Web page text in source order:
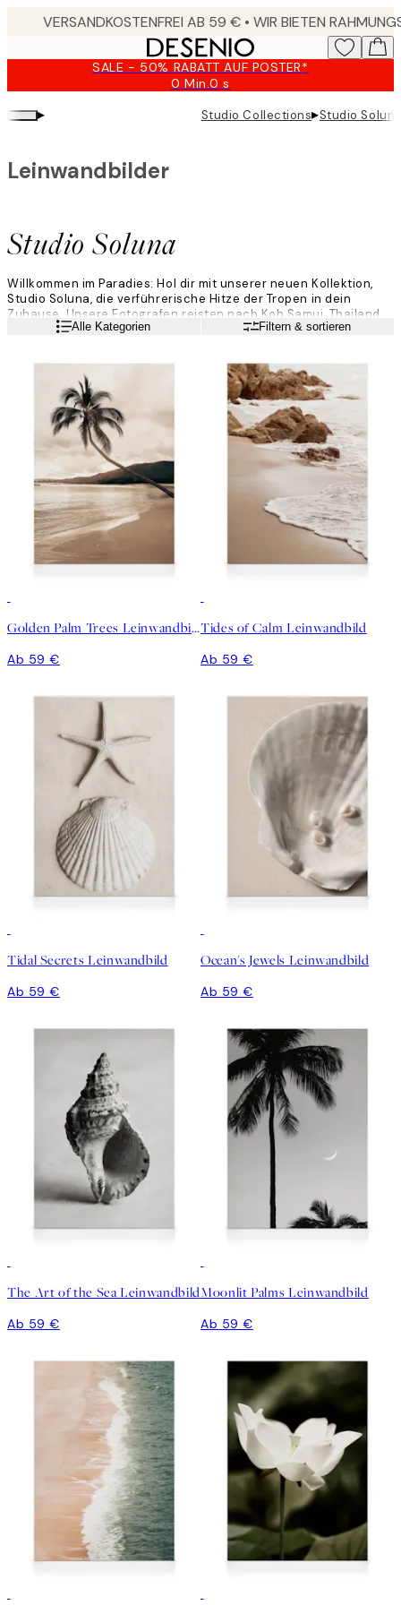
SALE - 50% RABATT AUF POSTER*
0 Min.0 s
Gültig
bis:
2026-
▸ Studio Collections▸Studio
Studio Soluna
Leinwandbilder
Willkommen im Paradies: Hol dir mit unserer neuen Kollektion,
Studio Soluna, die verführerische Hitze der Tropen in dein
Zuhause. Unsere Fotografen reisten nach Koh Samui, Thailand
und auf die benachbarten Inseln, um die üppige Landschaft und
charakteristisch ist.
WeiterlesenAlle Kategorien Filtern & sortieren
Golden Palm Trees Leinwandbild
Ab 59 €
Tides of Calm Leinwandbild
Ab 59 €
Tidal Secrets Leinwandbild
Ab 59 €
Ocean's Jewels Leinwandbild
Ab 59 €
The Art of the Sea Leinwandbild
Ab 59 €
Moonlit Palms Leinwandbild
Ab 59 €